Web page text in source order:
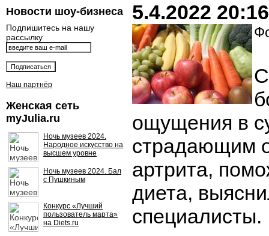
Новости шоу-бизнеса
Подпишитесь на нашу
рассылку
Наш партнёр
Женская сеть
myJulia.ru
Ночь музеев 2024.
Народное искусство на
высшем уровне
Ночь музеев 2024. Бал
с Пушкиным
Конкурс «Лучший
пользователь марта»
на Diets.ru
5.4.2022 20:16
ощущения в
страдающим
артрита,
диета,
специалисты.